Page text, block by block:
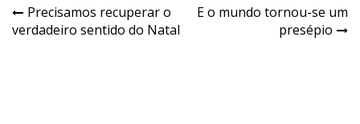
Navegação
de
Precisamos recuperar o
verdadeiro sentido do Natal
E o mundo tornou-se um
presépio